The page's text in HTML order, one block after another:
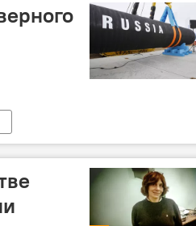
2
газопровод